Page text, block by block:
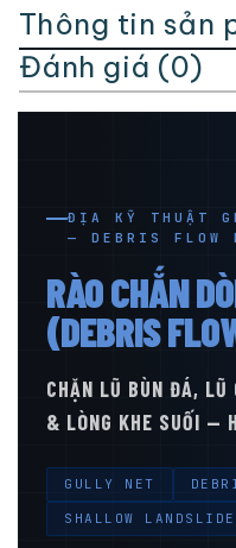
Thông tin sản
Đánh giá (0)
ĐỊA KỸ THUẬT
— DEBRIS FLOW
RÀO CHẮN
(DEBRIS
CHẶN LŨ BÙN ĐÁ, LŨ
& LÒNG KHE SUỐI —
GULLY NET
SHALLOW